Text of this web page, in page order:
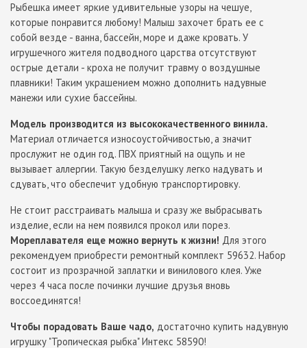
Рыбешка имеет яркие удивительные узоры на чешуе,
которые понравится любому! Малыш захочет брать ее с
собой везде - ванна, бассейн, море и даже кровать. У
игрушечного жителя подводного царства отсутствуют
острые детали - кроха не получит травму о воздушные
плавники! Таким украшением можно дополнить надувные
манежи или сухие бассейны.
Модель производится из высококачественного винила.
Материал отличается износоустойчивостью, а значит
прослужит не один год. ПВХ приятный на ощупь и не
вызывает аллергии. Такую безделушку легко надувать и
сдувать, что обеспечит удобную транспортировку.
Не стоит расстраивать малыша и сразу же выбрасывать
изделие, если на нем появился прокол или порез.
Мореплавателя еще можно вернуть к жизни! Для этого
рекомендуем приобрести ремонтный комплект 59632. Набор
состоит из прозрачной заплатки и винилового клея. Уже
через 4 часа после починки лучшие друзья вновь
воссоединятся!
Чтобы порадовать Ваше чадо, достаточно купить надувную
игрушку "Тропическая рыбка" Интекс 58590!